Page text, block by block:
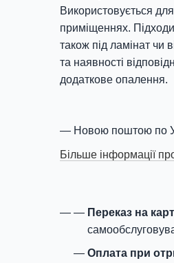
Використовується
приміщеннях.
також під ламінат чи
та наявності
додаткове опалення.
Новою поштою по
Більше інформації
Переказ на
Оплата при